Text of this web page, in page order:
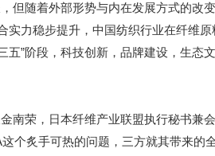
随着外部形势与内在发展方式的改
力稳步提升，中国纺织行业在纤维原
”阶段，科技创新，品牌建设，生态
荣，日本纤维产业联盟执行秘书兼
个炙手可热的问题，三方就其带来的